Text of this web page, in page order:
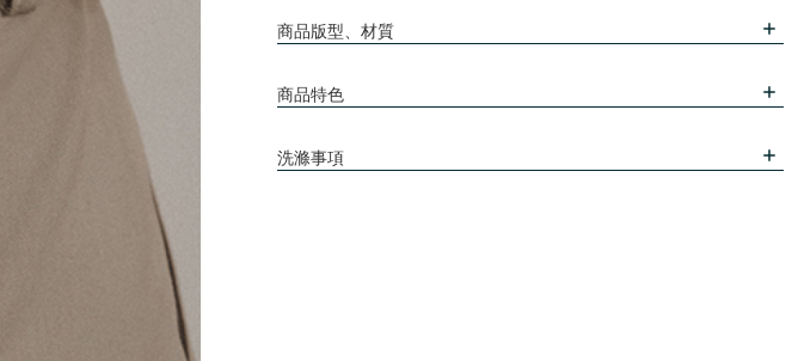
商品版型、材質
商品特色
洗滌事項